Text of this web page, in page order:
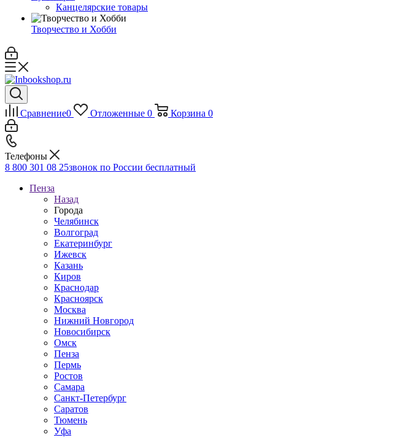
Канцелярские товары
Творчество и Хобби
Сравнение0 Отложенные 0 Корзина 0
Телефоны
8 800 301 08 25звонок по России бесплатный
Пенза
Назад
Города
Челябинск
Волгоград
Екатеринбург
Ижевск
Казань
Киров
Краснодар
Красноярск
Москва
Нижний Новгород
Новосибирск
Омск
Пенза
Пермь
Ростов
Самара
Санкт-Петербург
Саратов
Тюмень
Уфа